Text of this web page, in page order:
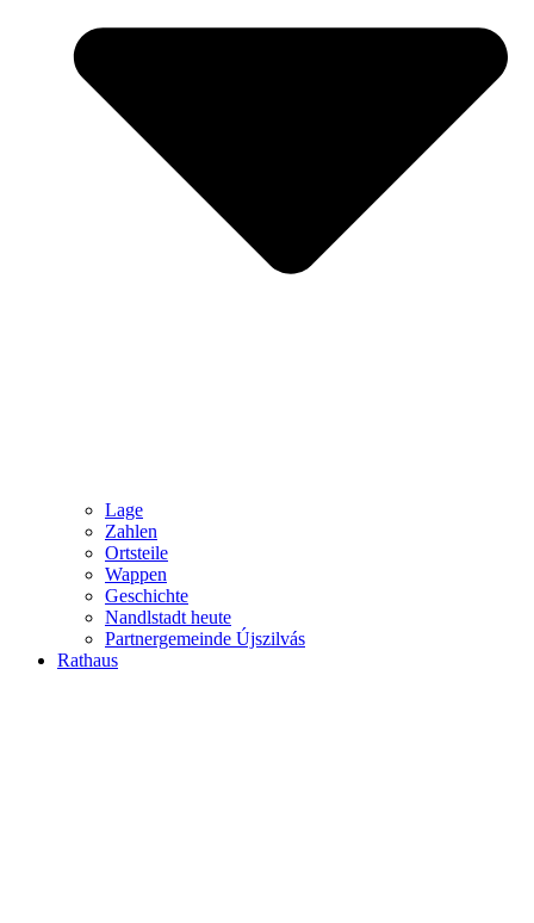
Lage
Zahlen
Ortsteile
Wappen
Geschichte
Nandlstadt heute
Partnergemeinde Újszilvás
Rathaus